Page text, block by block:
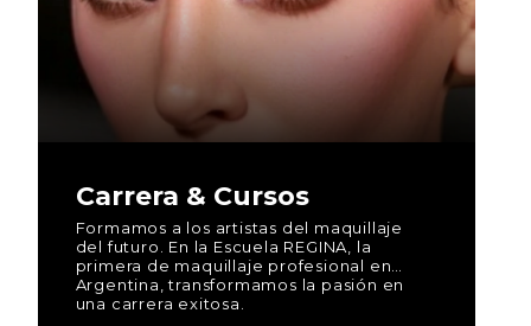
Carrera & Cursos
Formamos a los artistas del maquillaje
del futuro. En la Escuela REGINA, la
primera de maquillaje profesional en
Argentina, transformamos la pasión en
una carrera exitosa.